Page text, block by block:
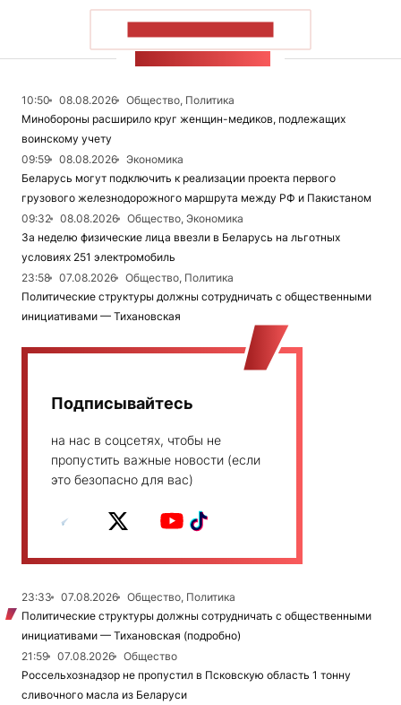
10:50 08.08.2026
Общество, Политика
Минобороны расширило круг женщин-медиков, подлежащих
воинскому учету
09:59
08.08.2026
Экономика
Беларусь могут подключить к реализации проекта первого
грузового железнодорожного маршрута между РФ и Пакистаном
09:32
08.08.2026
Общество, Экономика
За неделю физические лица ввезли в Беларусь на льготных
условиях 251 электромобиль
23:58
07.08.2026
Общество, Политика
Политические структуры должны сотрудничать с общественными
инициативами — Тихановская
Подписывайтесь
на нас в соцсетях, чтобы не
пропустить важные новости (если
это безопасно для вас)
23:33 07.08.2026
Общество, Политика
Политические структуры должны сотрудничать с общественными
инициативами — Тихановская (подробно)
21:59
07.08.2026
Общество
Россельхознадзор не пропустил в Псковскую область 1 тонну
сливочного масла из Беларуси